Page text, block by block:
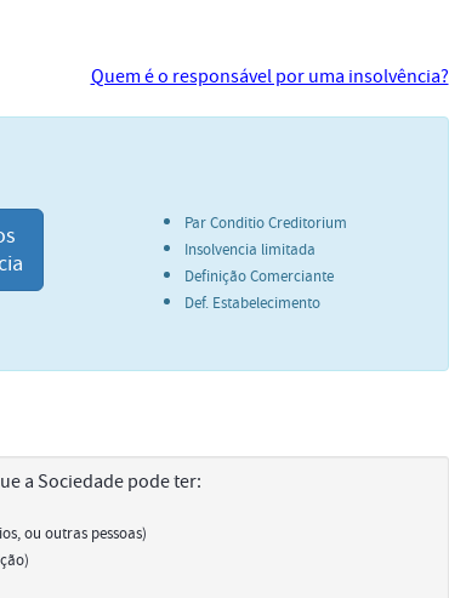
Quem é o responsável por uma insolvência?
Par Conditio Creditorium
Insolvencia limitada
Definição Comerciante
Def. Estabelecimento
a Sociedade pode ter:
ou outras pessoas)